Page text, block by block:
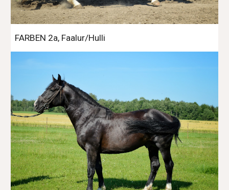
FARBEN 2a, Faalur/Hulli